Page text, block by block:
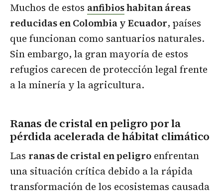
Muchos de estos anfibioshabitan áreas
reducidas en Colombia y Ecuador, países
que funcionan como santuarios naturales.
Sin embargo, la gran mayoría de estos
refugios carecen de protección legal frente
a la minería y la agricultura.
Ranas de cristal en peligro por la
pérdida acelerada de hábitat climático
Las ranas de cristal en peligro enfrentan
una situación crítica debido a la rápida
transformación de los ecosistemas causada